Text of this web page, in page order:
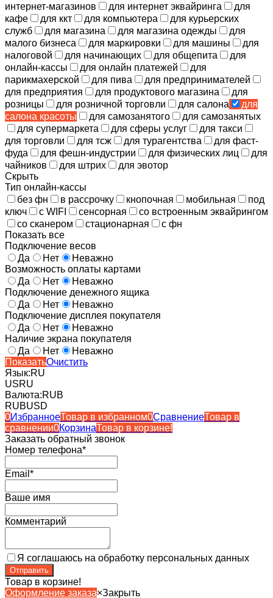
интернет-магазинов
для интернет эквайринга
для
кафе
для ккт для компьютера
для курьерских
служб
для магазина для магазина одежды
для
малого бизнеса
для маркировки для машины
для
налоговой
для начинающих для общепита
для
онлайн-кассы
для онлайн платежей
для
парикмахерской
для пива
для предпринимателей
для предприятия
для продуктового магазина
для
розницы
для розничной торговли для салона
для
салона красоты
для самозанятого
для самозанятых
для супермаркета
для сферы услуг
для такси
для торговли
для тсж для турагентства
для фаст-
фуда
для фешн-индустрии для физических лиц
для
чайников
для штрих
для эвотор
Скрыть
Тип онлайн-кассы
без фн
в рассрочку кнопочная мобильная
под
ключ
с WIFI сенсорная
со встроенным эквайрингом
со сканером
стационарная
с фн
Показать все
Подключение весов
Да
Нет
Неважно
Возможность оплаты картами
Да
Нет
Неважно
Подключение денежного ящика
Да
Нет
Неважно
Подключение дисплея покупателя
Да
Нет
Неважно
Наличие экрана покупателя
Да
Нет
Неважно
ПоказатьОчистить
Язык:RU
USRU
Валюта:RUB
RUBUSD
0ИзбранноеТовар в избранном0СравнениеТовар в
сравнении0КорзинаТовар в корзине!
Заказать обратный звонок
Номер телефона*
Email*
Ваше имя
Комментарий
Я соглашаюсь на обработку персональных данных
Товар в корзине!
Оформление заказа×Закрыть